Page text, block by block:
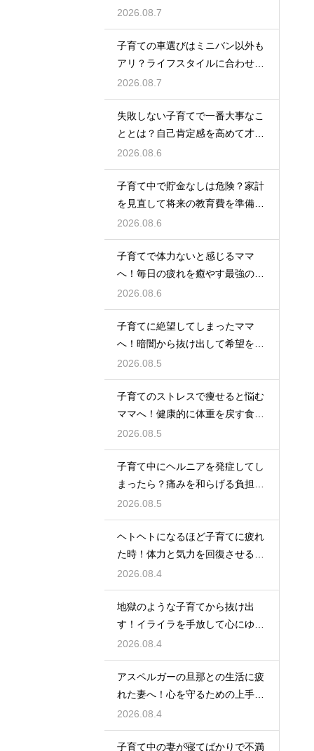
慣を解説
2026.08.7
子育ての車選びはミニバン以外も
アリ？ライフスタイルに合わせた
車種紹介
2026.08.7
失敗しない子育てで一番大事なこ
ととは？自己肯定感を高めて才能
を伸ばす
2026.08.6
子育て中で貯金なしは危険？家計
を見直して将来の教育費を準備す
る方法
2026.08.6
子育てで体力ないと感じるママ
へ！毎日の疲れを癒やす最強の休
息法
2026.08.6
子育てに絶望してしまったママ
へ！暗闇から抜け出して希望を見
つける方法
2026.08.5
子育てのストレスで痩せると悩む
ママへ！健康的に体重を戻す食事
と休息法
2026.08.5
子育て中にヘルニアを発症してし
まったら？痛みを和らげる負担軽
減のコツ
2026.08.5
ヘトヘトになるほど子育てに疲れ
た時！体力と気力を回復させる簡
単な裏技
2026.08.4
地獄のような子育てから抜け出
す！イライラを手放して心にゆと
りを持つ術
2026.08.4
アスペルガーの旦那との生活に疲
れた妻へ！心を守るための上手な
接し方
2026.08.4
子育て中の妻が寝てばかりで不満